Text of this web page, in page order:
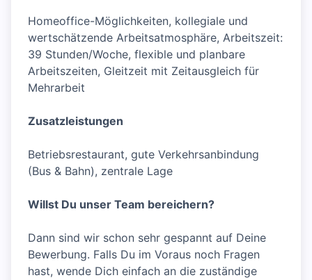
Homeoffice-Möglichkeiten, kollegiale und
wertschätzende Arbeitsatmosphäre, Arbeitszeit:
39 Stunden/Woche, flexible und planbare
Arbeitszeiten, Gleitzeit mit Zeitausgleich für
Mehrarbeit
Zusatzleistungen
Betriebsrestaurant, gute Verkehrsanbindung
(Bus & Bahn), zentrale Lage
Willst Du unser Team bereichern?
Dann sind wir schon sehr gespannt auf Deine
Bewerbung. Falls Du im Voraus noch Fragen
hast, wende Dich einfach an die zuständige